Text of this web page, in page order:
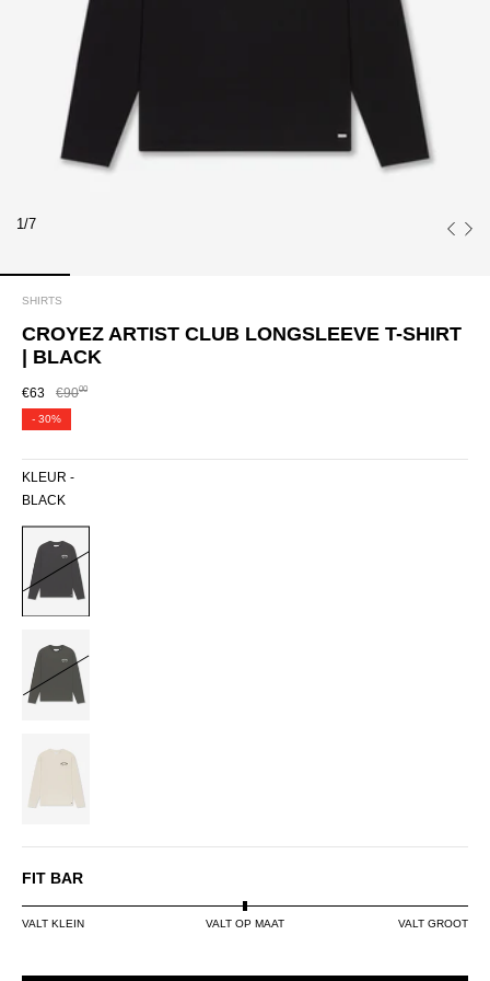
1/7
SHIRTS
CROYEZ ARTIST CLUB LONGSLEEVE T-SHIRT
| BLACK
€63 €9000
- 30%
KLEUR -
BLACK
BLACK
DARK
GREEN
OFF-
WHITE
FIT BAR
VALT KLEIN VALT OP MAAT VALT GROOT